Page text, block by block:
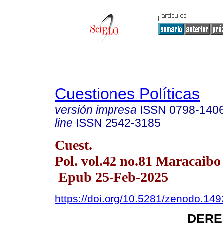
Cuestiones Políticas
versión impresa ISSN 0798-
line ISSN 2542-3185
Cuest.
Pol. vol.42 no.81
Epub 25-Feb-2025
https://doi.org/10.5281/